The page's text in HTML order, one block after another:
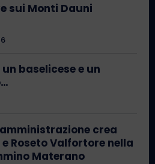
sui Monti Dauni
baselicese e un
crea
Roseto Valfortore nella
Materano